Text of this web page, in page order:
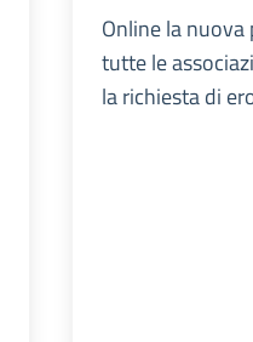
Online la
tutte le
la richiesta di